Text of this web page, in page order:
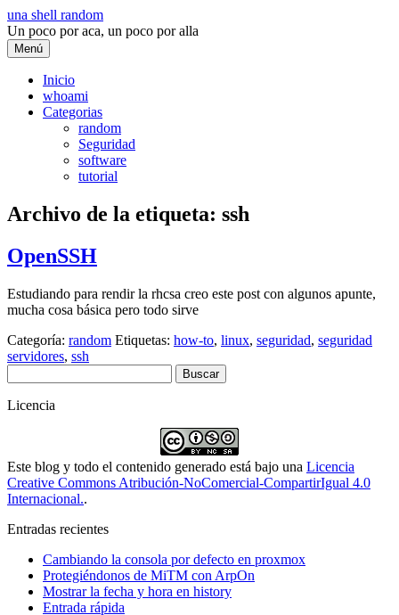
Saltar
al
contenido
una shell random
Un poco por aca, un poco por alla
Menú
Inicio
whoami
Categorias
random
Seguridad
software
tutorial
Archivo de la etiqueta: ssh
OpenSSH
Estudiando para rendir la rhcsa creo este post con algunos apunte,
mucha cosa básica pero todo sirve
Categoría: random Etiquetas: how-to, linux, seguridad, seguridad
servidores, ssh
Licencia
Este blog y todo el contenido generado está bajo una Licencia
Creative Commons Atribución-NoComercial-CompartirIgual 4.0
Internacional..
Entradas recientes
Cambiando la consola por defecto en proxmox
Protegiéndonos de MiTM con ArpOn
Mostrar la fecha y hora en history
Entrada rápida